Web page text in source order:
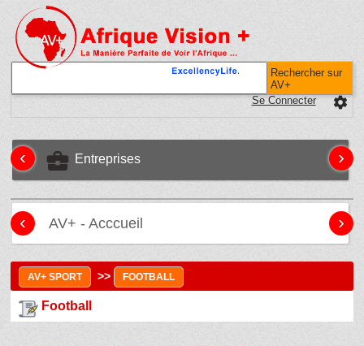
Rechercher sur
AV+
settings
Se Connecter
business_center Entreprises
‹ ›
AV+ - Acccueil
‹ ›
AV+ SPORT >> FOOTBALL
Football